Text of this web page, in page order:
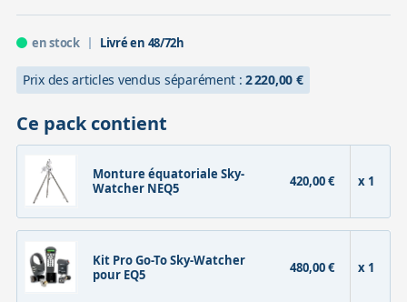
en stock Livré en 48/72h
Prix des articles vendus séparément :2 220,00 €
Ce pack contient
Monture équatoriale Sky-
Watcher NEQ5
420,00 € x 1
Kit Pro Go-To Sky-Watcher
pour EQ5
480,00 € x 1